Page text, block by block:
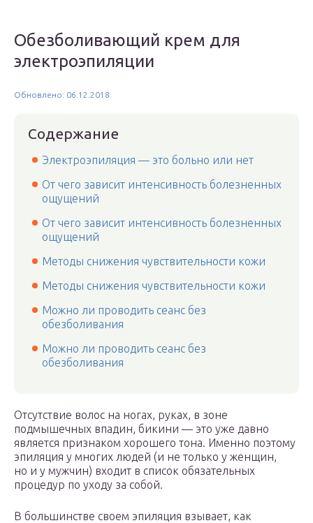
Обезболивающий крем для
электроэпиляции
Обновлено: 06.12.2018
Содержание
Электроэпиляция — это больно или нет
От чего зависит интенсивность болезненных
ощущений
От чего зависит интенсивность болезненных
ощущений
Методы снижения чувствительности кожи
Методы снижения чувствительности кожи
Можно ли проводить сеанс без
обезболивания
Можно ли проводить сеанс без
обезболивания
Отсутствие волос на ногах, руках, в зоне
подмышечных впадин, бикини — это уже давно
является признаком хорошего тона. Именно поэтому
эпиляция у многих людей (и не только у женщин,
но и у мужчин) входит в список обязательных
процедур по уходу за собой.
В большинстве своем эпиляция взывает, как